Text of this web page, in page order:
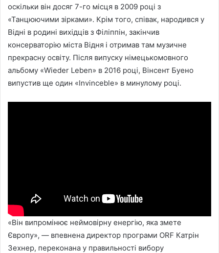
оскільки він досяг 7-го місця в 2009 році з
«Танцюючими зірками». Крім того, співак, народився у
Відні в родині вихідців з Філіппін, закінчив
консерваторію міста Відня і отримав там музичне
прекрасну освіту. Після випуску німецькомовного
альбому «Wieder Leben» в 2016 році, Вінсент Буено
випустив ще один «Invinceble» в минулому році.
«Він випромінює неймовірну енергію, яка змете
Європу», — впевнена директор програми ORF Катрін
Зехнер, переконана у правильності вибору